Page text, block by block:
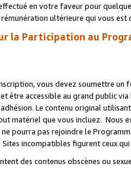
en votre faveur pour
ultérieure qui vous est
la Participation au
vous devez soumettre
être accessible au grand public
Le contenu original
matériel que vous incluez. Nous
pourra pas rejoindre le
incompatibles figurent ceux
des contenus obscènes ou